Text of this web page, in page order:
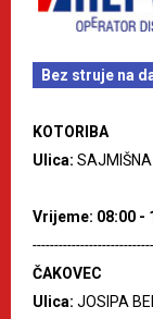
Bez struje na
KOTORIBA
Ulica: SAJMIŠNA
Vrijeme: 08:00 -
ČAKOVEC
Ulica: JOSIPA